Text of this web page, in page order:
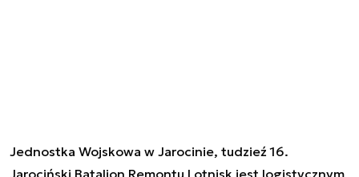
Jednostka Wojskowa w Jarocinie, tudzieź 16.